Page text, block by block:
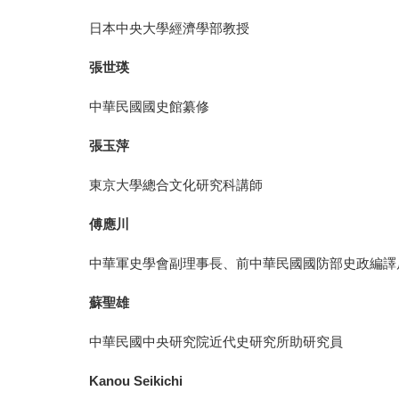
日本中央大學經濟學部教授
張世瑛
中華民國國史館纂修
張玉萍
東京大學總合文化研究科講師
傅應川
中華軍史學會副理事長、前中華民國國防部史政編
蘇聖雄
中華民國中央研究院近代史研究所助研究員
Kanou Seikichi